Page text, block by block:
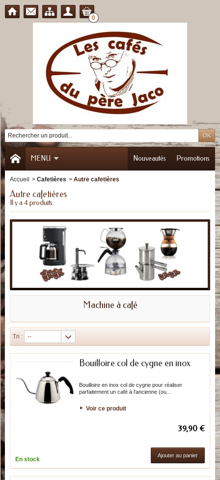
0
MENU Promotions
Nouveautés
Accueil > Cafetières > Autre cafetières
Autre cafetières
Il y a 4 produits.
Machine à café
Tri : --
Bouilloire col de cygne en inox
Bouilloire en inox col de cygne pour réaliser
parfaitement un café à l'ancienne (ou...
Voir ce produit
39,90 €
En stock
Ajouter au panier